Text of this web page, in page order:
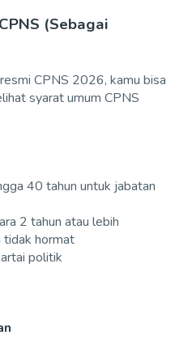
(Sebagai
CPNS 2026, kamu bisa
syarat umum CPNS
40 tahun untuk jabatan
2 tahun atau lebih
tidak hormat
politik